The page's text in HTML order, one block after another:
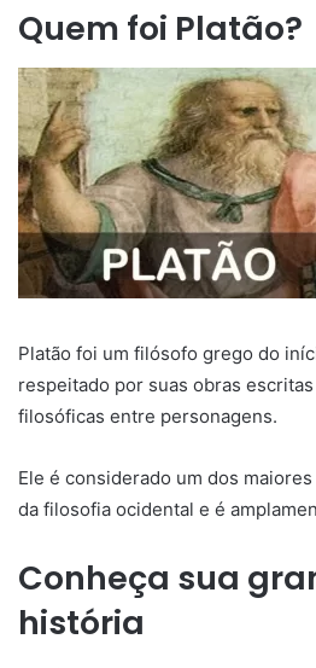
Quem foi Platão?
Platão foi um filósofo grego do
respeitado por suas obras
filosóficas entre personagens.
Ele é considerado um dos
da filosofia ocidental e é
Conheça sua
história